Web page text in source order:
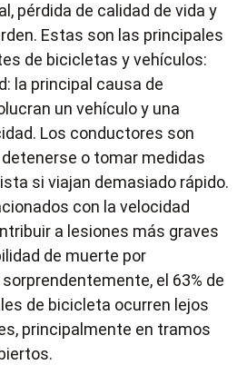
pérdida de calidad de vida y
Estas son las principales
de bicicletas y vehículos:
la principal causa de
un vehículo y una
Los conductores son
o tomar medidas
si viajan demasiado rápido.
con la velocidad
a lesiones más graves
de muerte por
sorprendentemente, el 63% de
de bicicleta ocurren lejos
principalmente en tramos